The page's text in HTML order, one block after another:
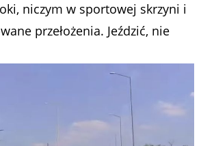
niczym w sportowej skrzyni i
przełożenia. Jeździć, nie